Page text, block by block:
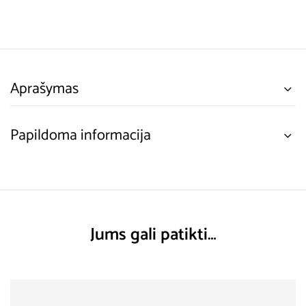
Aprašymas
Papildoma informacija
Jums gali patikti…